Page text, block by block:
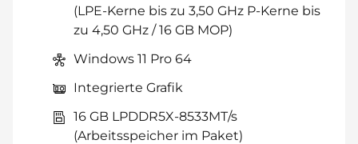
(LPE-Kerne bis zu 3,50 GHz P-Kerne bis
zu 4,50 GHz / 16 GB MOP)
Windows 11 Pro 64
Integrierte Grafik
16 GB LPDDR5X-8533MT/s
(Arbeitsspeicher im Paket)